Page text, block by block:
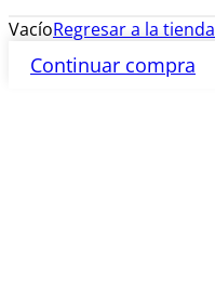
VacíoRegresar a la tienda
Continuar compra